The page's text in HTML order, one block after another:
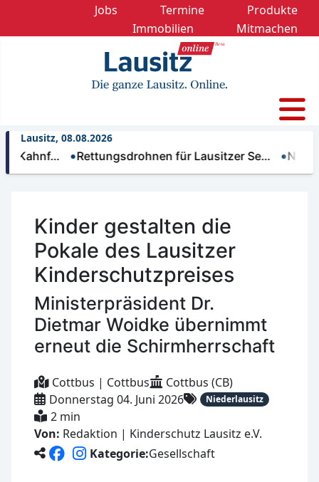
Jobs Termine
Produkte
Immobilien
Mitmachen
Lausitz, 08.08.2026
Rettungsdrohnen für Lausitzer Se… Nächtliche
Kinder gestalten die
Pokale des Lausitzer
Kinderschutzpreises
Ministerpräsident Dr.
Dietmar Woidke übernimmt
erneut die Schirmherrschaft
Cottbus | Cottbus
Cottbus (CB)
Donnerstag 04. Juni 2026
Niederlausitz
2 min
Von: Redaktion | Kinderschutz Lausitz e.V.
Kategorie:Gesellschaft